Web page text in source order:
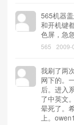
565机器
和开机键
色屏，急
565 2009-
我刷了两
网下的。
后。进入
了中英文
晕死了。
上。